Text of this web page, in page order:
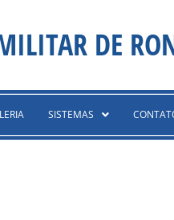
DE
SISTEMAS